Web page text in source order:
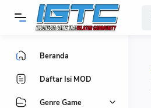
Beranda
Daftar Isi MOD
Genre Game